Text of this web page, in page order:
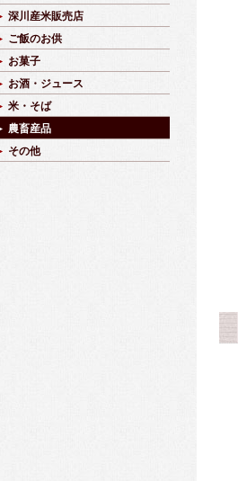
深川産米販売店
ご飯のお供
お菓子
お酒・ジュース
米・そば
農畜産品
その他